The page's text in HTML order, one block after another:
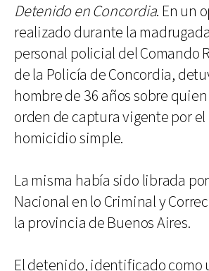
Detenido en Concordia. En un
realizado durante la
personal policial del Comando
de la Policía de Concordia,
hombre de 36 años sobre
orden de captura vigente por
homicidio simple.
La misma había sido librada
Nacional en lo Criminal y
la provincia de Buenos Aires.
El detenido, identificado como